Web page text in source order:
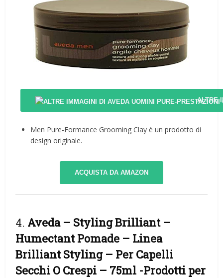
ALTRE
Men Pure-Formance Grooming Clay è un prodotto di
design originale.
ACQUISTA DA AMAZON
4. Aveda – Styling Brilliant –
Humectant Pomade – Linea
Brilliant Styling – Per Capelli
Secchi O Crespi – 75ml -Prodotti per